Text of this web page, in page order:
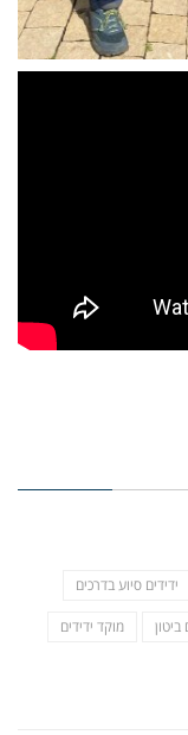
ידידים סיוע בדרכים
מוקד ידידים